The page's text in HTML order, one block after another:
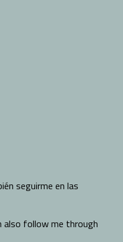
seguirme en las
also follow me through